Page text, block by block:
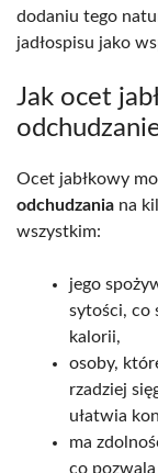
dodaniu tego
jadłospisu jako
Jak ocet
Ocet jabłkowy
odchudzania na
wszystkim:
jego
sytości, co
kalorii,
osoby,
rzadziej
ułatwia
ma
co